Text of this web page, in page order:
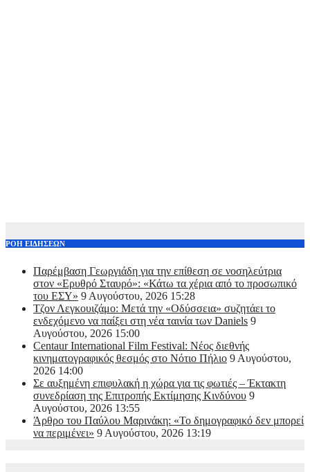
ΡΟΗ ΕΙΔΗΣΕΩΝ
Παρέμβαση Γεωργιάδη για την επίθεση σε νοσηλεύτρια
στον «Ερυθρό Σταυρό»: «Κάτω τα χέρια από το προσωπικό
του ΕΣΥ» 9 Αυγούστου, 2026 15:28
Τζον Λεγκουιζάμο: Μετά την «Οδύσσεια» συζητάει το
ενδεχόμενο να παίξει στη νέα ταινία των Daniels 9
Αυγούστου, 2026 15:00
Centaur International Film Festival: Νέος διεθνής
κινηματογραφικός θεσμός στο Νότιο Πήλιο 9 Αυγούστου,
2026 14:00
Σε αυξημένη επιφυλακή η χώρα για τις φωτιές – Έκτακτη
συνεδρίαση της Επιτροπής Εκτίμησης Κινδύνου 9
Αυγούστου, 2026 13:55
Άρθρο του Παύλου Μαρινάκη: «Το δημογραφικό δεν μπορεί
να περιμένει» 9 Αυγούστου, 2026 13:19